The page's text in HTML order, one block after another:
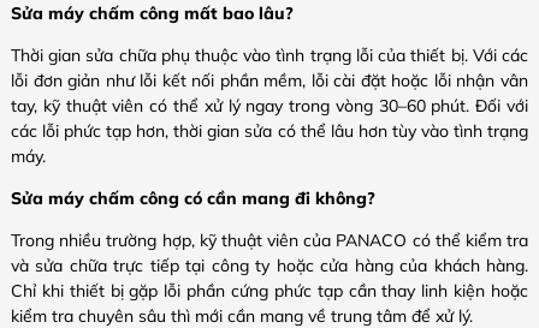
Sửa máy chấm công mất bao lâu?
Thời gian sửa chữa phụ thuộc vào tình trạng lỗi của thiết bị. Với các
lỗi đơn giản như lỗi kết nối phần mềm, lỗi cài đặt hoặc lỗi nhận vân
tay, kỹ thuật viên có thể xử lý ngay trong vòng 30–60 phút. Đối với
các lỗi phức tạp hơn, thời gian sửa có thể lâu hơn tùy vào tình trạng
máy.
Sửa máy chấm công có cần mang đi không?
Trong nhiều trường hợp, kỹ thuật viên của PANACO có thể kiểm tra
và sửa chữa trực tiếp tại công ty hoặc cửa hàng của khách hàng.
Chỉ khi thiết bị gặp lỗi phần cứng phức tạp cần thay linh kiện hoặc
kiểm tra chuyên sâu thì mới cần mang về trung tâm để xử lý.